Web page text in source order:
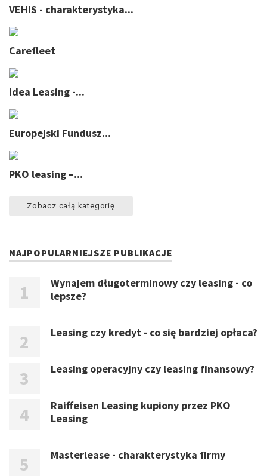
VEHIS - charakterystyka...
Carefleet
Idea Leasing -...
Europejski Fundusz...
PKO leasing –...
Zobacz całą kategorię
NAJPOPULARNIEJSZE PUBLIKACJE
Wynajem długoterminowy czy leasing - co
lepsze?
Leasing czy kredyt - co się bardziej opłaca?
Leasing operacyjny czy leasing finansowy?
Raiffeisen Leasing kupiony przez PKO
Leasing
Masterlease - charakterystyka firmy